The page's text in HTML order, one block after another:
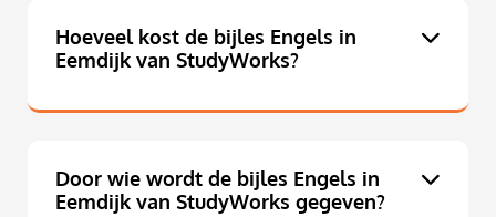
Hoeveel kost de bijles Engels in
Eemdijk van StudyWorks?
Door wie wordt de bijles Engels in
Eemdijk van StudyWorks gegeven?